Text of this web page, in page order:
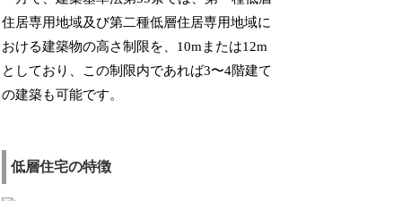
住居専用地域及び第二種低層住居専用地域に
おける建築物の高さ制限を、10mまたは12m
としており、この制限内であれば3〜4階建て
の建築も可能です。
低層住宅の特徴